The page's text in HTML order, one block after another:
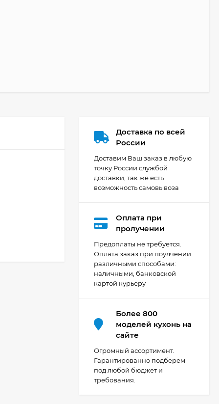
Доставка по всей
России
Доставим Ваш заказ в любую
точку России службой
доставки, так же есть
возможность самовывоза
Оплата при
пролучении
Предоплаты не требуется.
Оплата заказ при поулчении
различными способами:
наличными, банковской
картой курьеру
Более 800
моделей кухонь на
сайте
Огромный ассортимент.
Гарантированно подберем
под любой бюджет и
требования.
Кухня Мишель -
длина 4,2 м
69 303₽
Кухня Принцесса -
44 091
Кухня Point 1,2 м -
13 655₽